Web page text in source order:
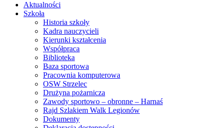
Aktualności
Szkoła
Historia szkoły
Kadra nauczycieli
Kierunki kształcenia
Współpraca
Biblioteka
Baza sportowa
Pracownia komputerowa
OSW Strzelec
Drużyna pożarnicza
Zawody sportowo – obronne – Harnaś
Rajd Szlakiem Walk Legionów
Dokumenty